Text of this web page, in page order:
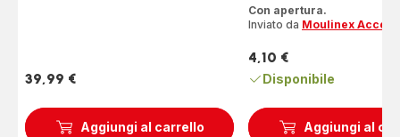
Aggiungi al carrello
Prezzo
39,99 €
Aggiungi al
Con apertura.
Inviato da Moulinex
Prezzo
4,10 €
Disponibile